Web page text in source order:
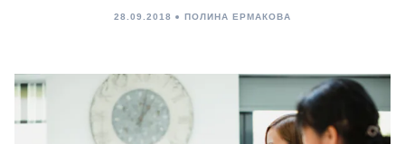
28.09.2018 ПОЛИНА ЕРМАКОВА